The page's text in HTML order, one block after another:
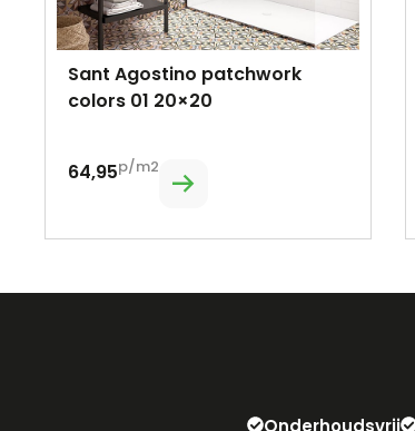
Sant Agostino patchwork
colors 01 20×20
64,95p/m2
Onderhoudsvrij